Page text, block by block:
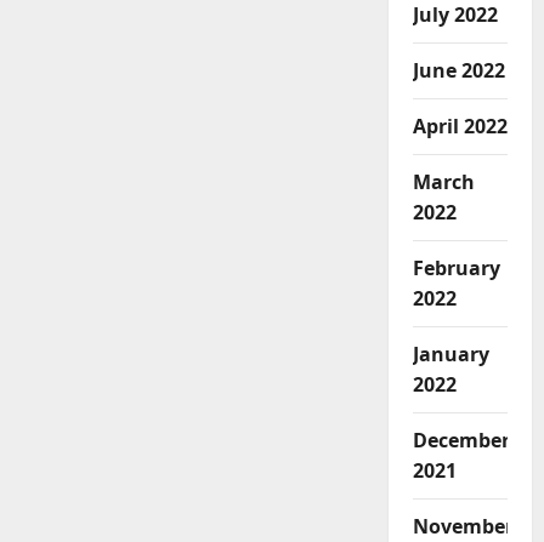
July 2022
June 2022
April 2022
March
2022
February
2022
January
2022
December
2021
November